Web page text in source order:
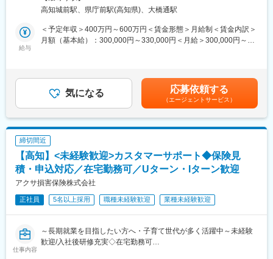
ファラルメインで採用活動を行っています。
入で実感できる仕事です。
採用活動はご自身の人脈から行っていくことは勿論、ＦＡから紹
営業活動は部下であるＦＡが行いますので、営業部長・営業課長
はマネジメント業務に専念することになります。
勿論ご自身で保険の営業活動を行っていくことは可能です。その
ることが可能です。
変更の範囲：本社での他部門における内勤職（内務事務）業務全
般 ※本人の希望や会社の情勢による
るため、多角的な視点から顧客支援ができる人材の育成を推進す
るための募集です。
■職務概要：
ております。
営業所長昇格後は全国461の各営業所で、マネジメント全般を担
当。数十名のお客さまアドバイザーのリーダーとして、業務のサ
■職務詳細：
・保険商品の提案を行うお客さまアドバイザーの採用・人事・育
成
・予算管理
・営業所の実績向上を目的とした、キャンペーンやイベントの企
■入社後の流れ：
・基礎研修／通算3ヵ月（千葉ニュータウン研修センターにて）
高知城前駅、県庁前駅(高知県)、大橋通駅
給与
＜予定年収＞400万円～600万円＜賃金形態＞月給制＜賃金内訳＞
月額（基本給）：300,000円～330,000円＜月給＞300,000円～
万円■40万7000円／32歳、既婚、子1人、首都圏在住└月給33万
円+住宅手当4万円+家族手当3万7000円賃金はあくまでも目安の金
額であり、選考を通じて上下する可能性があります。月給(月額)は
固定手当を含めた表記です。
気になる 応募依頼する
（エージェントサービス）
締切間近
【高知】<未経験歓迎>カスタマーサポート◆保険見
積・申込対応／在宅勤務可／Uターン・Iターン歓迎
アクサ損害保険株式会社
正社員 5名以上採用 職種未経験歓迎 業種未経験歓迎
仕事内容
～長期就業を目指したい方へ・子育て世代が多く活躍中～未経験
歓迎/入社後研修充実◇在宅勤務可